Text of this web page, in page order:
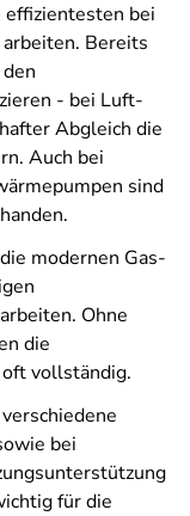
effizientesten bei
Bereits
- bei Luft-
Abgleich die
Auch bei
sind
modernen Gas-
Ohne
die
vollständig.
bei
für die